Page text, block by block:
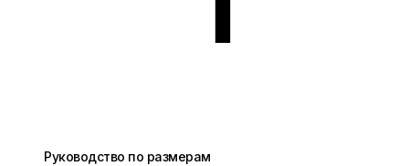
Руководство по размерам